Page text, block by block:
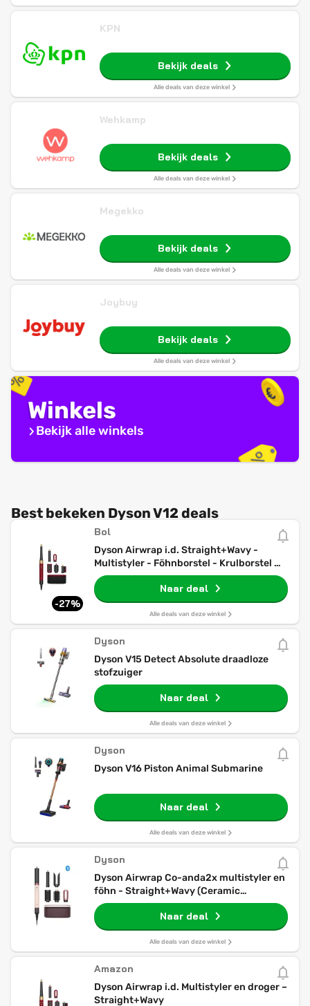
KPN
Bekijk deals
Alle deals van deze winkel
Wehkamp
Bekijk deals
Alle deals van deze winkel
Megekko
Bekijk deals
Alle deals van deze winkel
Joybuy
Bekijk deals
Alle deals van deze winkel
Winkels
Bekijk alle winkels
Best bekeken Dyson V12 deals
-27%
Bol
Dyson Airwrap i.d. Straight+Wavy -
Multistyler - Föhnborstel - Krulborstel -
Red Velvet/Goud
Naar deal
Alle deals van deze winkel
Dyson
Dyson V15 Detect Absolute draadloze
stofzuiger
Naar deal
Alle deals van deze winkel
Dyson
Dyson V16 Piston Animal Submarine
Naar deal
Alle deals van deze winkel
Dyson
Dyson Airwrap Co-anda2x multistyler en
föhn - Straight+Wavy (Ceramic
Pink/Rose Gold)
Naar deal
Alle deals van deze winkel
Amazon
Dyson Airwrap i.d. Multistyler en droger –
Straight+Wavy